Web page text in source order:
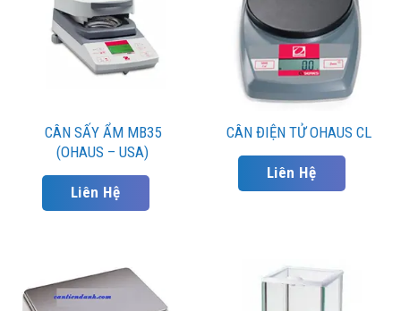
CÂN SẤY ẨM MB35
(OHAUS – USA)
Liên Hệ
CÂN ĐIỆN TỬ OHAUS CL
Liên Hệ